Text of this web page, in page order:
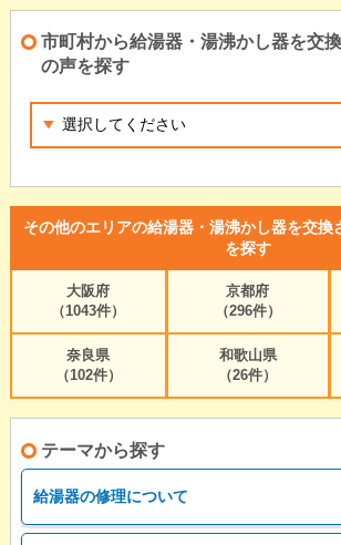
市町村から給湯器・湯沸かし器を交
の声を探す
その他のエリアの給湯器・湯沸かし器を交換
を探す
大阪府
（1043件）
京都府
（296件）
奈良県
（102件）
和歌山県
（26件）
テーマから探す
給湯器の修理について